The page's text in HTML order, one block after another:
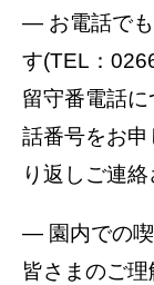
― お電話でも
す(TEL：
留守番電話
話番号をお
り返しご連絡
― 園内での喫
皆さまのご理